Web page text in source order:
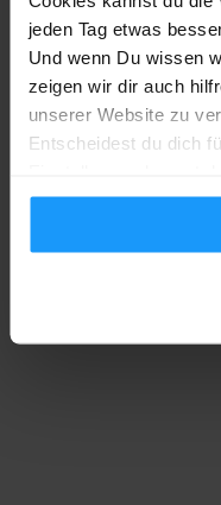
jeden Tag etwas
Und wenn Du wissen
zeigen wir dir auch
unserer Website zu
Entscheidest du dich
Homematic IP
Smarte Sicherheit